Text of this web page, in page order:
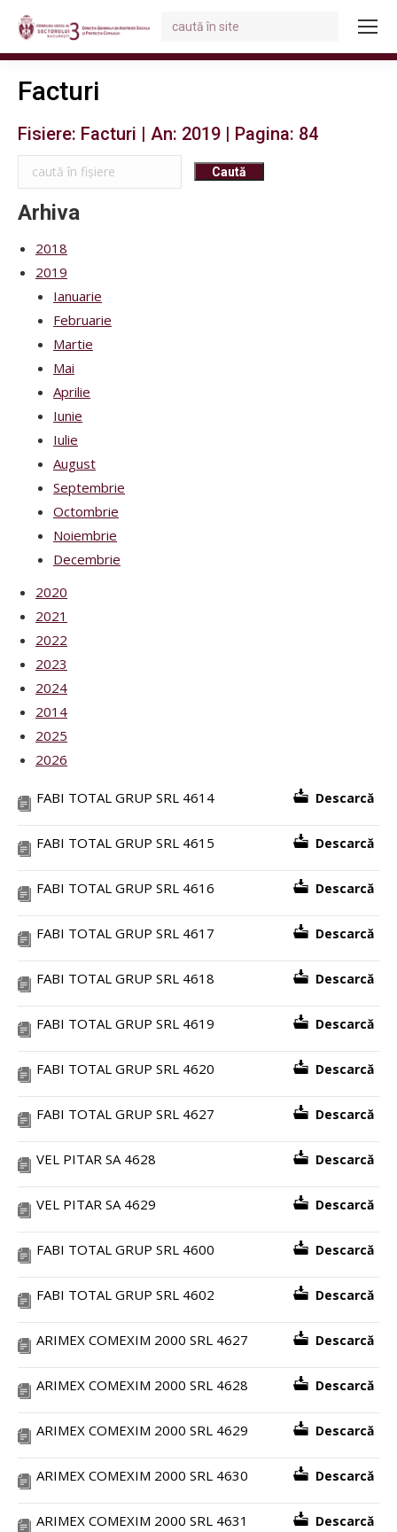
Search:
Facturi
Fisiere: Facturi | An: 2019 | Pagina: 84
Arhiva
2018
2019
Ianuarie
Februarie
Martie
Mai
Aprilie
Iunie
Iulie
August
Septembrie
Octombrie
Noiembrie
Decembrie
2020
2021
2022
2023
2024
2014
2025
2026
FABI TOTAL GRUP SRL 4614 Descarcă
FABI TOTAL GRUP SRL 4615 Descarcă
FABI TOTAL GRUP SRL 4616 Descarcă
FABI TOTAL GRUP SRL 4617 Descarcă
FABI TOTAL GRUP SRL 4618 Descarcă
FABI TOTAL GRUP SRL 4619 Descarcă
FABI TOTAL GRUP SRL 4620 Descarcă
FABI TOTAL GRUP SRL 4627 Descarcă
VEL PITAR SA 4628 Descarcă
VEL PITAR SA 4629 Descarcă
FABI TOTAL GRUP SRL 4600 Descarcă
FABI TOTAL GRUP SRL 4602 Descarcă
ARIMEX COMEXIM 2000 SRL 4627 Descarcă
ARIMEX COMEXIM 2000 SRL 4628 Descarcă
ARIMEX COMEXIM 2000 SRL 4629 Descarcă
ARIMEX COMEXIM 2000 SRL 4630 Descarcă
ARIMEX COMEXIM 2000 SRL 4631 Descarcă